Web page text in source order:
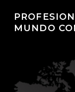
MUNDO